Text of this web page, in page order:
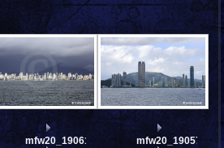
mfw20_190613
mfw20_190578